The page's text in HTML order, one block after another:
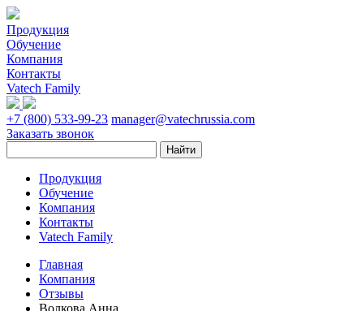
Продукция
Обучение
Компания
Контакты
Vatech Family
+7 (800) 533-99-23 manager@vatechrussia.com
Заказать звонок
Продукция
Обучение
Компания
Контакты
Vatech Family
Главная
Компания
Отзывы
Волкова Анна